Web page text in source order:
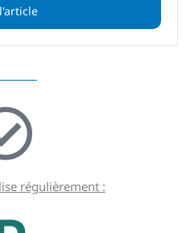
régulièrement :